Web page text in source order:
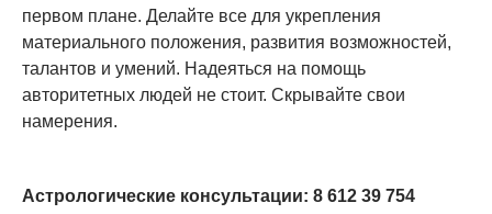
первом плане. Делайте все для укрепления
материального положения, развития возможностей,
талантов и умений. Надеяться на помощь
авторитетных людей не стоит. Скрывайте свои
намерения.
Астрологические консультации: 8 612 39 754